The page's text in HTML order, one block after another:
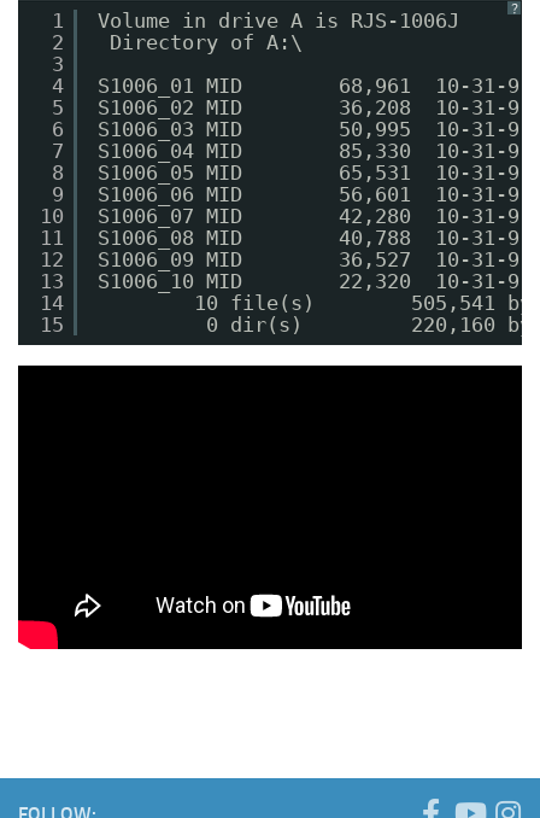
？
1
2
3
4
5
6
7
8
9
10
11
12
13
14
15
Volume in drive A is RJS-1006J
Directory of A:\
S1006_01 MID        68,961  10-31-
S1006_02 MID        36,208  10-31-
S1006_03 MID        50,995  10-
S1006_04 MID        85,330  10-31-
S1006_05 MID        65,531  10-
S1006_06 MID        56,601  10-
S1006_07 MID        42,280  10-31-
S1006_08 MID        40,788  10-
S1006_09 MID        36,527  10-
S1006_10 MID        22,320  10-31-
10 file(s)        505,541
0 dir(s)         220,160